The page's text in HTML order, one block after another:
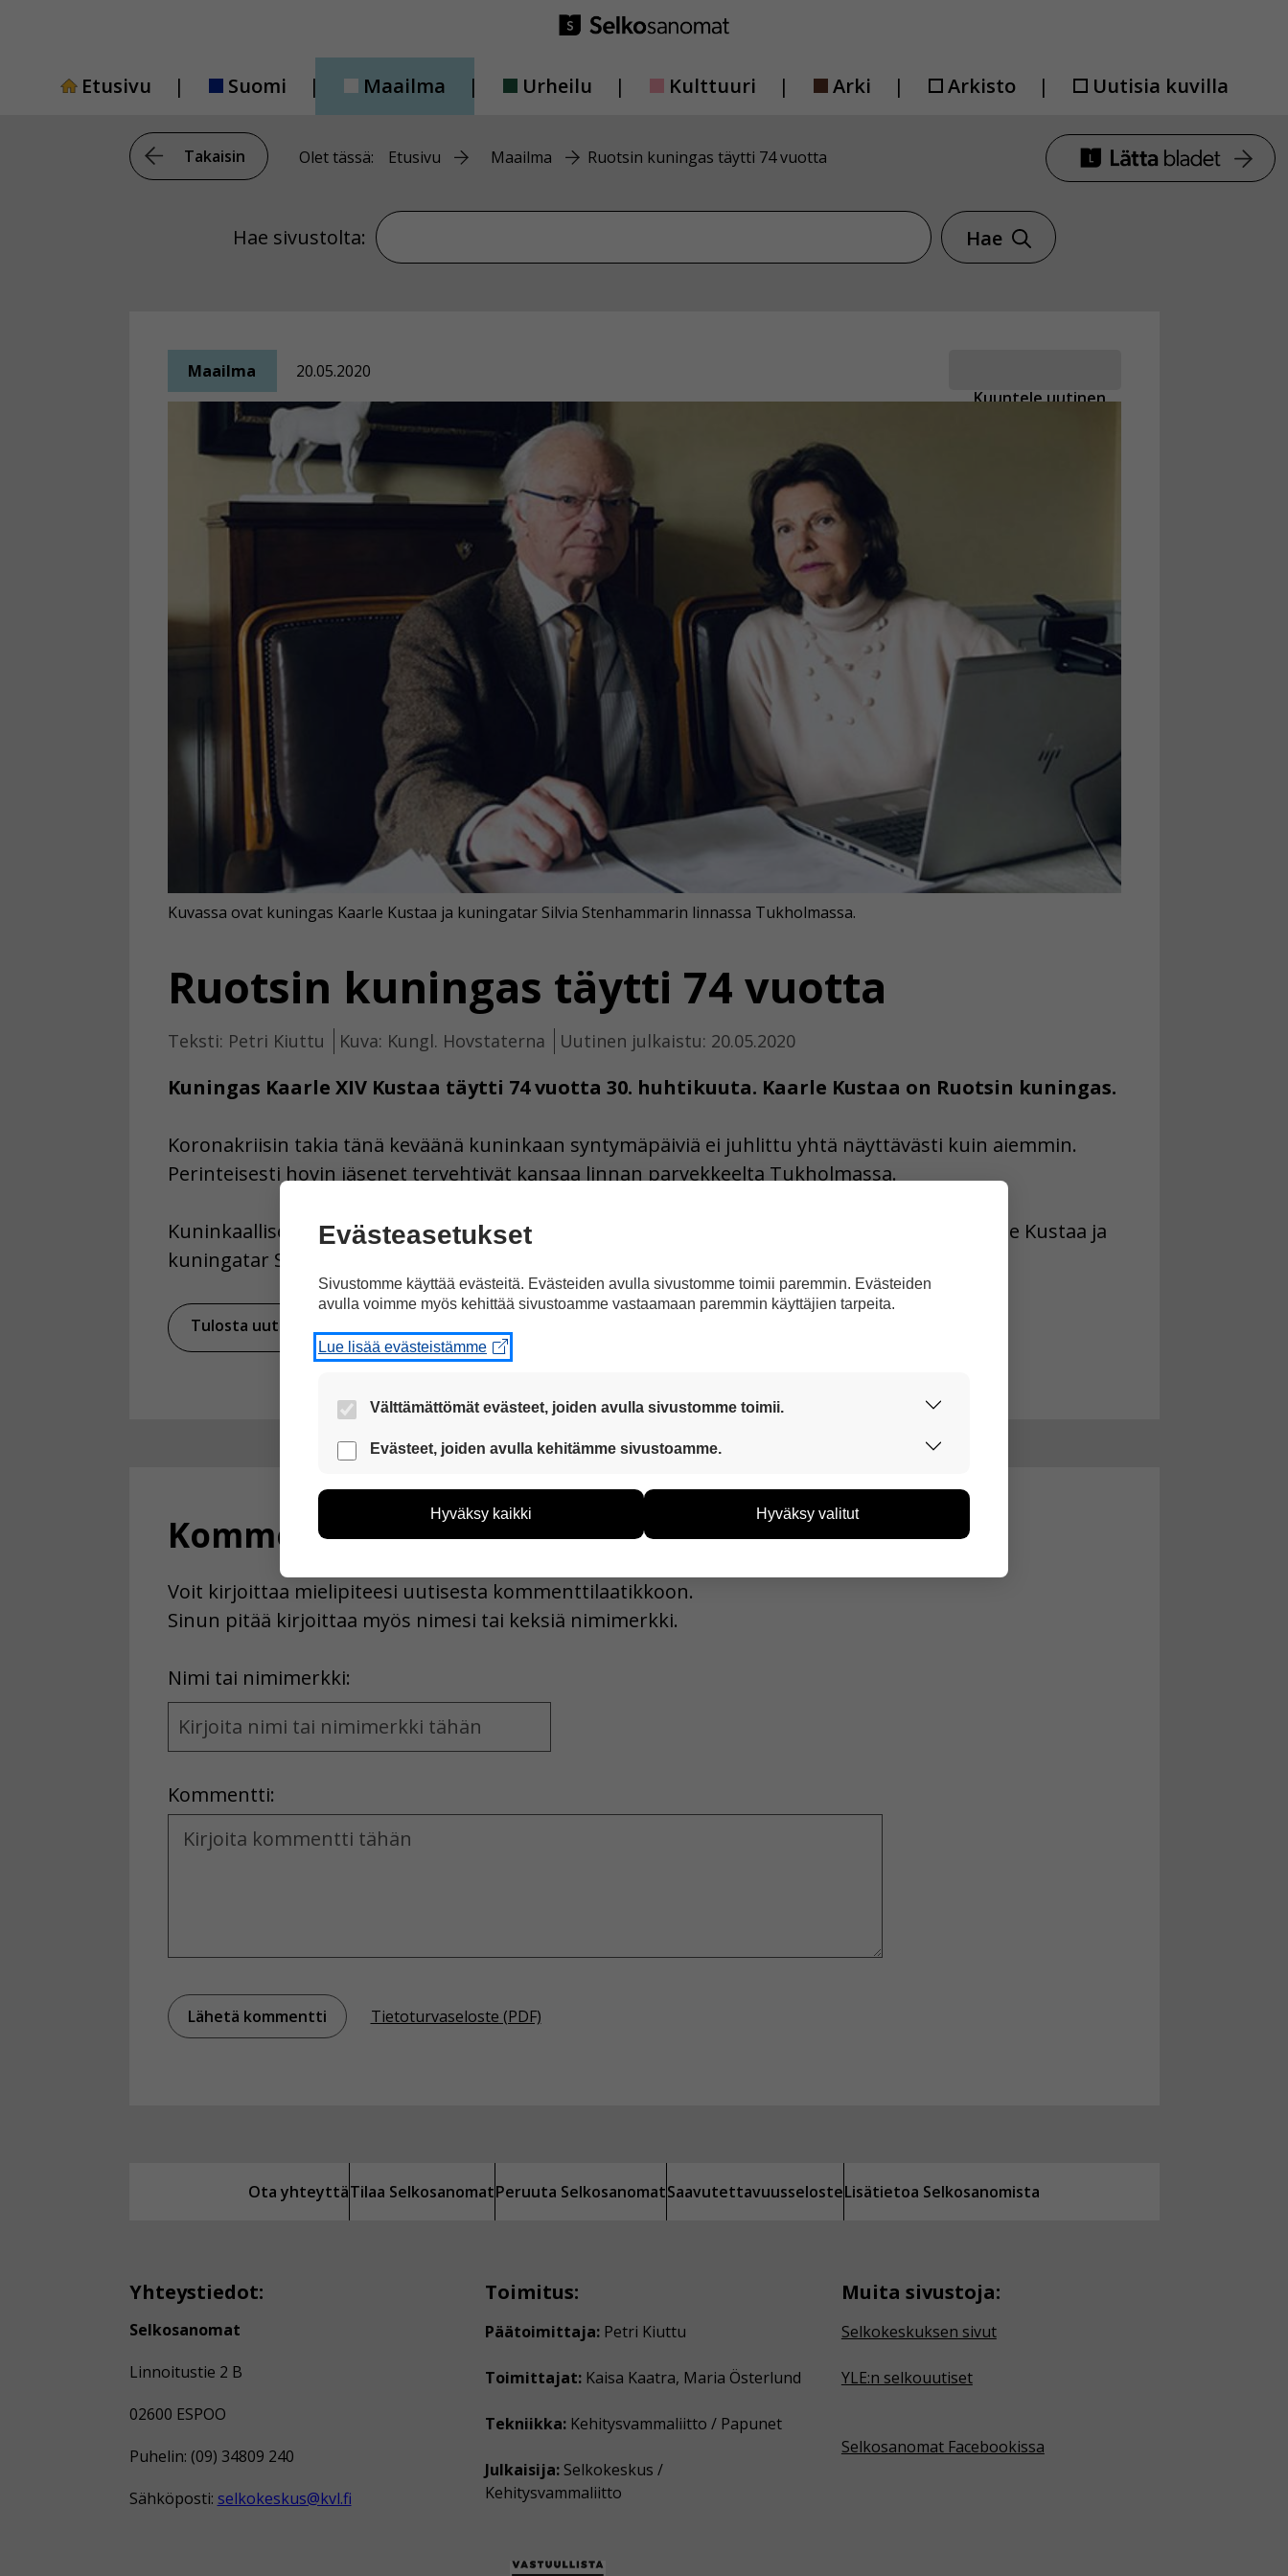
Etusivu
Suomi Maailma Urheilu Kulttuuri Arki Arkisto Uutisia kuvilla
Takaisin Olet tässä: Etusivu Maailma Ruotsin kuningas täytti 74 vuotta
Hae sivustolta: Hae sivustolta
Hae
Kuuntele uutinen
Maailma 20.05.2020
Ruotsin kuningas täytti 74 vuotta
Teksti: Petri Kiuttu Kuva: Kungl. Hovstaterna Uutinen julkaistu: 20.05.2020
Kuningas Kaarle XIV Kustaa täytti 74 vuotta 30. huhtikuuta. Kaarle Kustaa on Ruotsin kuningas.
Kuvassa ovat kuningas Kaarle Kustaa ja kuningatar Silvia Stenhammarin linnassa Tukholmassa.
Koronakriisin takia tänä keväänä kuninkaan syntymäpäiviä ei juhlittu yhtä näyttävästi kuin aiemmin.
Perinteisesti hovin jäsenet tervehtivät kansaa linnan parvekkeelta Tukholmassa.
Kuninkaalliset ovat lähettäneet terveisiä sosiaalisessa mediassa. Kuvassa ovat kuningas Kaarle Kustaa ja
kuningatar Silvia Stenhammarin linnassa Tukholmassa.
Tulosta uutinen
Kommentoi
Voit kirjoittaa mielipiteesi uutisesta kommenttilaatikkoon.
Sinun pitää kirjoittaa myös nimesi tai keksiä nimimerkki.
Nimi tai nimimerkki:
Name
and
Kommentti:
Kommentti
Tietoturvaseloste (PDF)
Ota yhteyttäTilaa SelkosanomatPeruuta SelkosanomatSaavutettavuusselosteLisätietoa Selkosanomista
Yhteystiedot:
Selkosanomat
Linnoitustie 2 B
02600 ESPOO
Puhelin: (09) 34809 240
Sähköposti: selkokeskus@kvl.fi
Toimitus:
Päätoimittaja: Petri Kiuttu
Toimittajat: Kaisa Kaatra, Maria Österlund
Tekniikka: Kehitysvammaliitto / Papunet
Julkaisija: Selkokeskus /
Kehitysvammaliitto
Muita sivustoja:
Selkokeskuksen sivut
YLE:n selkouutiset
Selkosanomat Facebookissa
Evästeasetukset
Sivustomme käyttää evästeitä. Evästeiden avulla sivustomme toimii paremmin. Evästeiden
avulla voimme myös kehittää sivustoamme vastaamaan paremmin käyttäjien tarpeita.
Lue lisää evästeistämme
Välttämättömät evästeet, joiden avulla sivustomme toimii.
Nämä evästeet ovat aina käytössä, jotta sivustoamme voi käyttää sujuvasti ja turvallisesti.
Evästeet, joiden avulla kehitämme sivustoamme.
voimme kehittää sivustoamme vastaamaan paremmin käyttäjien tarpeita. Tietoa kerätään
esimerkiksi kävijämääristä ja siitä, mitä sivuja käytetään ja miten sivuilla liikutaan. Emme
kuitenkaan kerää henkilötietoja kuten nimiä, eikä tietoja voi yhdistää yksittäiseen
Voit valita, hyväksytkö näiden evästeiden käytön.
Hyväksy kaikki Hyväksy valitut